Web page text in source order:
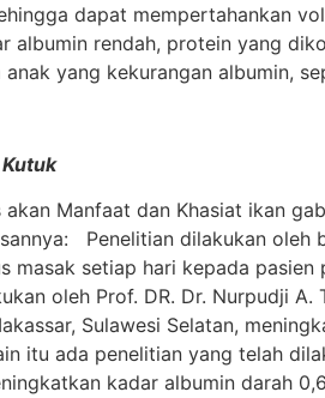
dapat mempertahankan
rendah, protein yang
yang kekurangan albumin,
Manfaat dan Khasiat ikan
Penelitian dilakukan oleh
masak setiap hari kepada
oleh Prof. DR. Dr. Nurpudji
Sulawesi Selatan,
itu ada penelitian yang telah
kadar albumin darah